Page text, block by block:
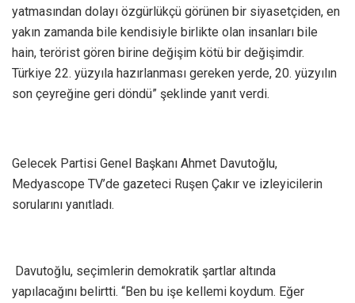
yatmasından dolayı özgürlükçü görünen bir siyasetçiden, en
yakın zamanda bile kendisiyle birlikte olan insanları bile
hain, terörist gören birine değişim kötü bir değişimdir.
Türkiye 22. yüzyıla hazırlanması gereken yerde, 20. yüzyılın
son çeyreğine geri döndü” şeklinde yanıt verdi.
Gelecek Partisi Genel Başkanı Ahmet Davutoğlu,
Medyascope TV’de gazeteci Ruşen Çakır ve izleyicilerin
sorularını yanıtladı.
Davutoğlu, seçimlerin demokratik şartlar altında
yapılacağını belirtti. “Ben bu işe kellemi koydum. Eğer